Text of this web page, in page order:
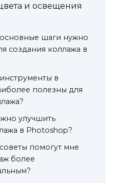
и освещения
шаги нужно
создания коллажа в
в
полезны для
улучшить
в Photoshop?
помогут мне
более